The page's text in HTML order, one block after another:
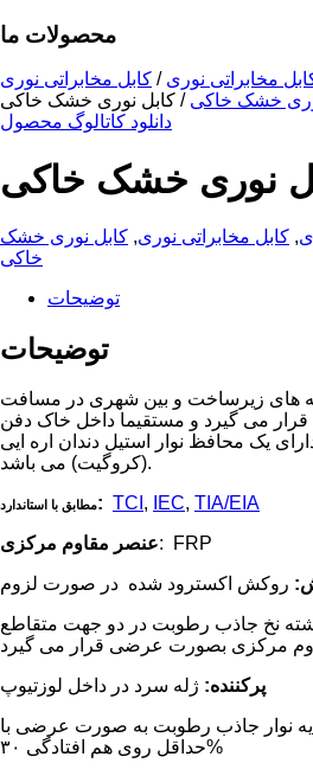
محصولات ما
مخابراتی نوری / کابل مخابراتی نوری
خشک خاکی /
دانلود کاتالوگ محصول
, کابل مخابراتی نوری, کابل نوری خشک
خاکی
توضیحات
توضیحات
های زیرساخت و بین شهری در مسافت
قرار می گیرد و مستقیما داخل خاک دفن
یک محافظ نوار استیل دندان اره ایی
(کروگیت) می باشد.
مطابق با استاندارد: TCI , IEC, TIA/EIA
عنصر مقاوم مرکزی: FRP
روکش اکسترود شده در صورت لزوم
۲ رشته نخ جاذب رطوبت در دو جهت متقاطع
مرکزی بصورت عرضی قرار می گیرد
پرکننده: ژله سرد در داخل لوزتیوپ
نوار جاذب رطوبت به صورت عرضی با
حداقل روی هم افتادگی ۳۰%